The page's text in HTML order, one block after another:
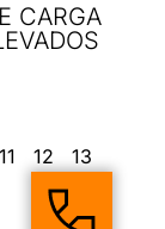
CARGA
11 12
13